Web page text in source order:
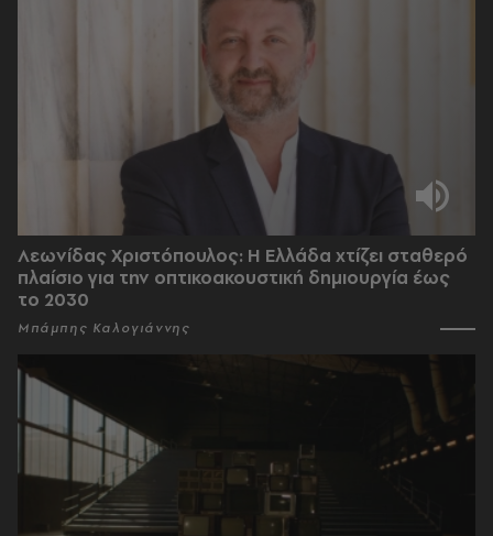
Λεωνίδας Χριστόπουλος: Η Ελλάδα χτίζει σταθερό
πλαίσιο για την οπτικοακουστική δημιουργία έως
το 2030
Μπάμπης Καλογιάννης